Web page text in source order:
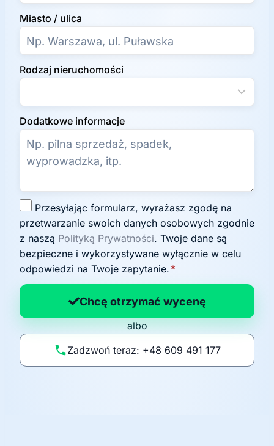
Miasto / ulica
Rodzaj nieruchomości
Dodatkowe informacje
g
o
d
a
n
p
li
t
przetwarzanie swoich danych osobowych zgodnie
z naszą Polityką Prywatności. Twoje dane są
bezpieczne i wykorzystywane wyłącznie w celu
odpowiedzi na Twoje zapytanie. *
Chcę otrzymać wycenę
albo
Zadzwoń teraz: +48 609 491 177